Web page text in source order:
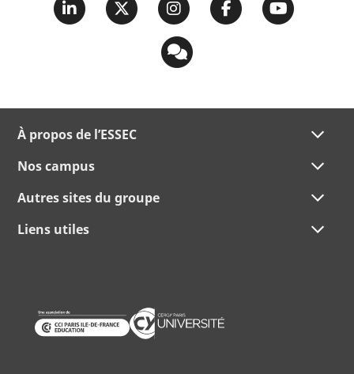
À propos de l’ESSEC
Nos campus
Autres sites du groupe
Liens utiles